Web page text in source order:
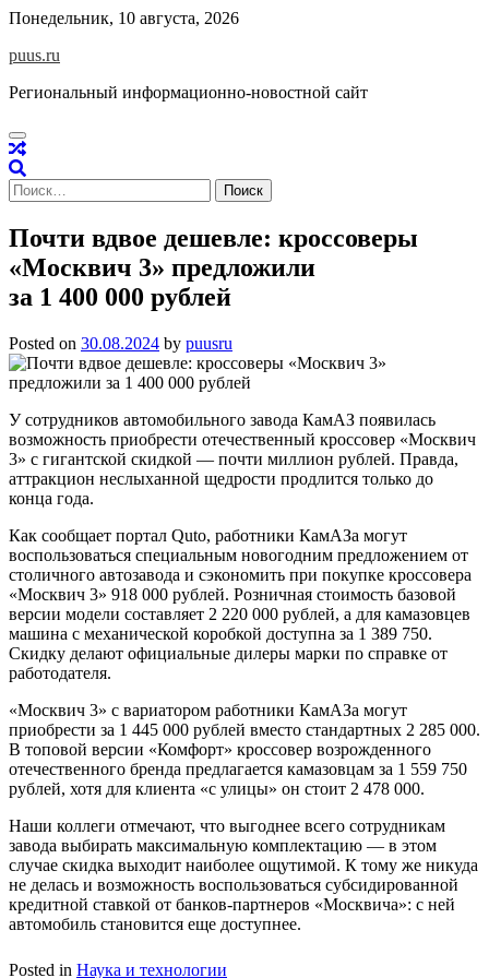
Skip
content
Понедельник, 10 августа, 2026
puus.ru
Региональный информационно-новостной сайт
Найти:
Почти вдвое дешевле: кроссоверы
«Москвич 3» предложили
за 1 400 000 рублей
Posted on 30.08.2024 by puusru
У сотрудников автомобильного завода КамАЗ появилась
возможность приобрести отечественный кроссовер «Москвич
3» с гигантской скидкой — почти миллион рублей. Правда,
аттракцион неслыханной щедрости продлится только до
конца года.
Как сообщает портал Quto, работники КамАЗа могут
воспользоваться специальным новогодним предложением от
столичного автозавода и сэкономить при покупке кроссовера
«Москвич 3» 918 000 рублей. Розничная стоимость базовой
версии модели составляет 2 220 000 рублей, а для камазовцев
машина с механической коробкой доступна за 1 389 750.
Скидку делают официальные дилеры марки по справке от
работодателя.
«Москвич 3» с вариатором работники КамАЗа могут
приобрести за 1 445 000 рублей вместо стандартных 2 285 000.
В топовой версии «Комфорт» кроссовер возрожденного
отечественного бренда предлагается камазовцам за 1 559 750
рублей, хотя для клиента «с улицы» он стоит 2 478 000.
Наши коллеги отмечают, что выгоднее всего сотрудникам
завода выбирать максимальную комплектацию — в этом
случае скидка выходит наиболее ощутимой. К тому же никуда
не делась и возможность воспользоваться субсидированной
кредитной ставкой от банков-партнеров «Москвича»: с ней
автомобиль становится еще доступнее.
Posted in Наука и технологии